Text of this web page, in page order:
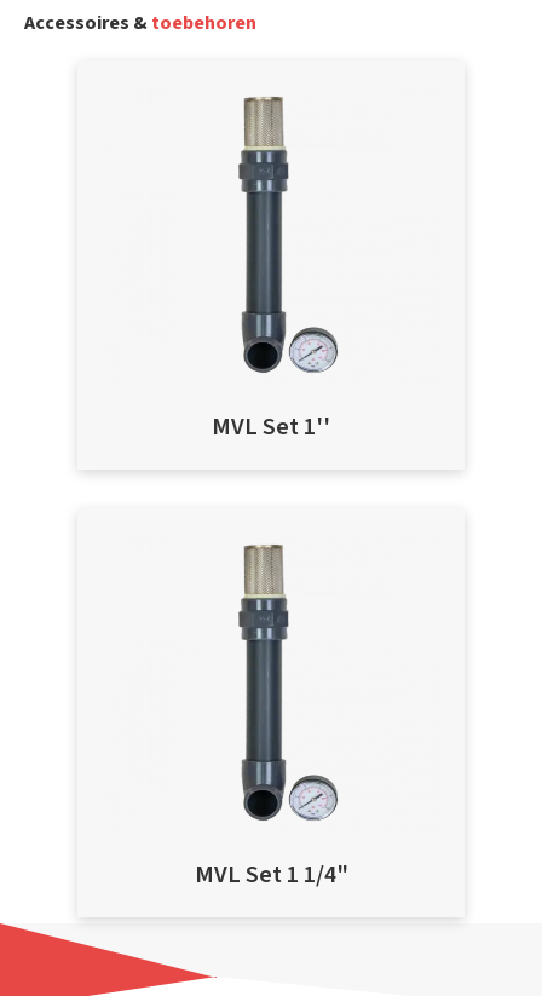
Accessoires &toebehoren
MVL Set 1''
MVL Set 1 1/4"